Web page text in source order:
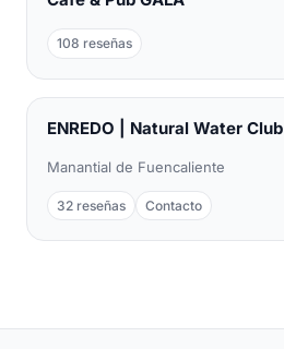
108 reseñas
ENREDO | Natural Water Club
Manantial de Fuencaliente
32 reseñas Contacto